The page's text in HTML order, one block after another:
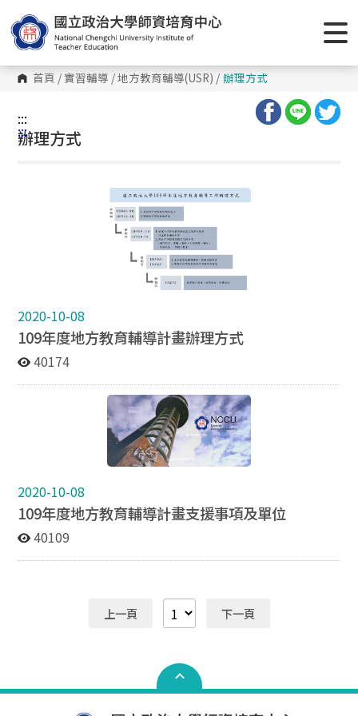
到
主
要
內
容
區 首頁 /實習輔導 /地方教育輔導(USR) / 辦理方式
:::
:::
辦理方式
2020-10-08
109年度地方教育輔導計畫辦理方式
40174
2020-10-08
109年度地方教育輔導計畫支援事項及單位
40109
上一頁 下一頁